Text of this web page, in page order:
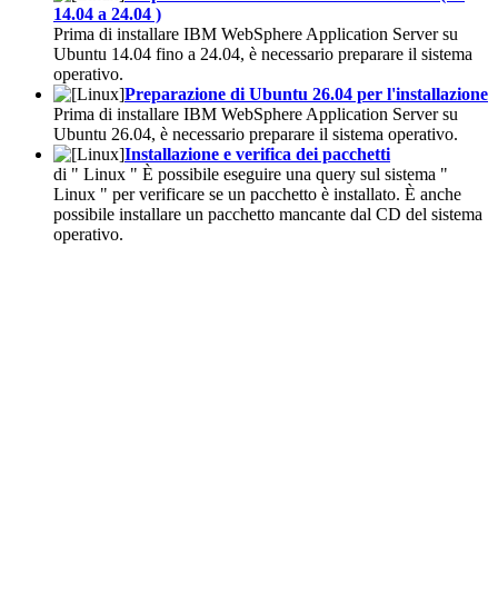
14.04 a 24.04 )
Prima di installare IBM WebSphere Application Serversu
Ubuntu 14.04 fino a 24.04, è necessario preparare il sistema
operativo.
Preparazione di Ubuntu 26.04 per l'installazione
Prima di installare IBM WebSphere Application Serversu
Ubuntu 26.04, è necessario preparare il sistema operativo.
Installazione e verifica dei pacchetti
di " Linux " È possibile eseguire una query sul sistema "
Linux " per verificare se un pacchetto è installato. È anche
possibile installare un pacchetto mancante dal CD del sistema
operativo.